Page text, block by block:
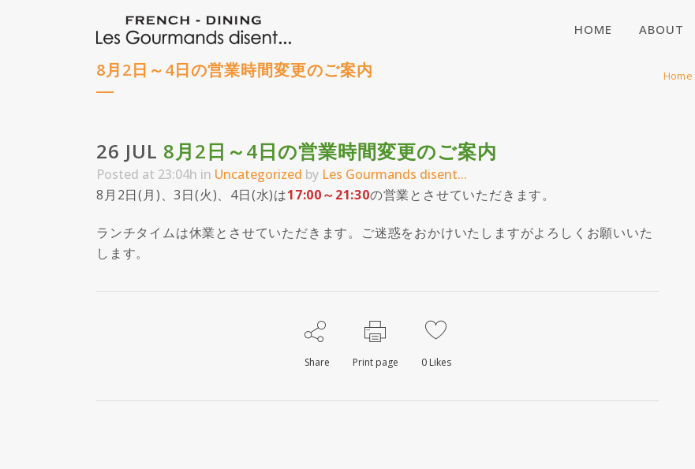
HOME ABOUT
8月2日～4日の営業時間変更のご案内 Home
26 JUL 8月2日～4日の営業時間変更のご案内
Posted at 23:04h in Uncategorized by Les Gourmands disent...
8月2日(月)、3日(火)、4日(水)は17:00～21:30の営業とさせていただきます。
ランチタイムは休業とさせていただきます。ご迷惑をおかけいたしますがよろしくお願いいた
します。
Share Print page 0Likes